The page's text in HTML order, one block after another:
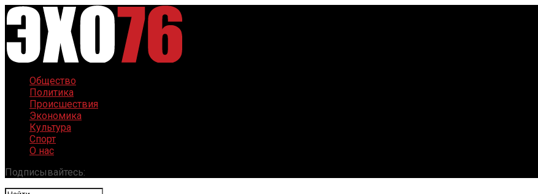
Общество
Политика
Происшествия
Экономика
Культура
Спорт
О нас
Подписывайтесь: